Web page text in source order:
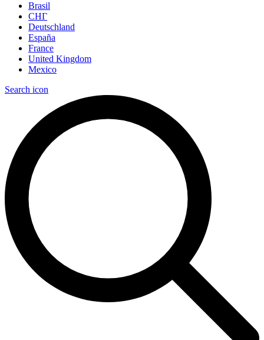
Brasil
СНГ
Deutschland
España
France
United Kingdom
Mexico
Search icon